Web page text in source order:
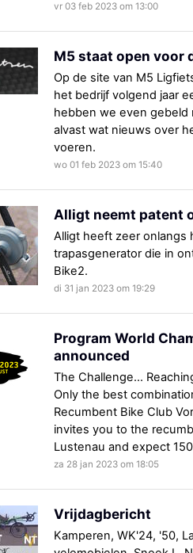
vr 03 feb 2023 om 13:00
M5 staat open voor
Op de site van M5
het bedrijf volgend jaar
hebben we even gebeld
alvast wat nieuws over
voeren.
wo 01 feb 2023 om 15:40
Alligt neemt patent
Alligt heeft zeer onlangs
trapasgenerator die in
Bike2.
di 31 jan 2023 om 19:29
Program World
announced
The Challenge...
Only the best
Recumbent Bike Club
invites you to the
Lustenau and expect
za 28 jan 2023 om 18:05
Vrijdagbericht
Kamperen, WK'24, '50,